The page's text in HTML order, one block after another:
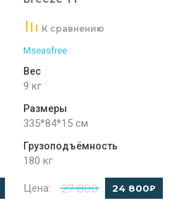
К сравнению
Mseasfree
Вес
9 кг
Размеры
335*84*15 см
Грузоподъёмность
180 кг
Цена: 27 800 24 800₽